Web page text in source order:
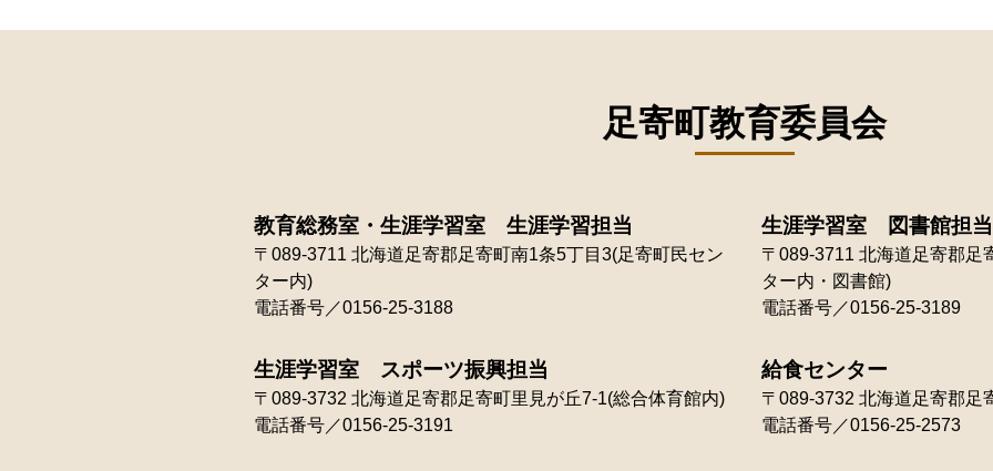
足寄町教育委員会
教育総務室・生涯学習室 生涯学習担当
〒089-3711 北海道足寄郡足寄町南1条5丁目3(足寄町民セン
ター内)
電話番号／0156-25-3188
生涯学習室 図書館担当
〒089-3711 北海道足寄郡足
ター内・図書館)
電話番号／0156-25-3189
生涯学習室 スポーツ振興担当
〒089-3732 北海道足寄郡足寄町里見が丘7-1(総合体育館内)
電話番号／0156-25-3191
給食センター
〒089-3732 北海道足寄郡足
電話番号／0156-25-2573